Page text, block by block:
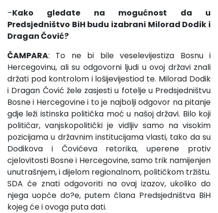
–Kako gledate na mogućnost da u
Predsjedništvo BiH budu izabrani Milorad Dodik i
Dragan Čović?
ČAMPARA: To ne bi bile veselevijestiza Bosnu i
Hercegovinu, ali su odgovorni ljudi u ovoj državi znali
držati pod kontrolom i lošijevijestiod te. Milorad Dodik
i Dragan Čović žele zasjesti u fotelje u Predsjedništvu
Bosne i Hercegovine i to je najbolji odgovor na pitanje
gdje leži istinska politička moć u našoj državi. Bilo koji
političar, vanjskopolitički je vidljiv samo na visokim
pozicijama u državnim institucijama vlasti, tako da su
Dodikova i Čovićeva retorika, uperene protiv
cjelovitosti Bosne i Hercegovine, samo trik namijenjen
unutrašnjem, i dijelom regionalnom, političkom tržištu.
SDA će znati odgovoriti na ovaj izazov, ukoliko do
njega uopće do?e, putem člana Predsjedništva BiH
kojeg će i ovoga puta dati.